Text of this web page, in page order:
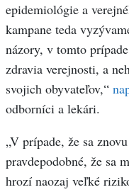
epidemiológie a
kampane teda
názory, v tomto
zdravia verejnosti, a
svojich obyvateľov,“
odborníci a lekári.
„V prípade, že sa
pravdepodobné, že sa
hrozí naozaj veľké